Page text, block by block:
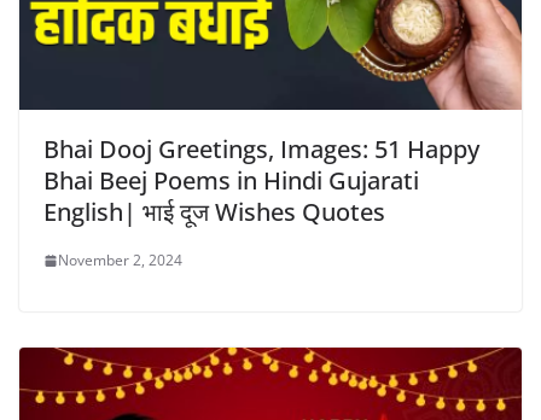
Bhai Dooj Greetings, Images: 51 Happy
Bhai Beej Poems in Hindi Gujarati
English| भाई दूज Wishes Quotes
November 2, 2024